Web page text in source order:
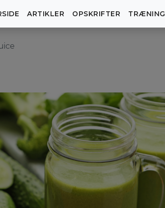
ARTIKLER OPSKRIFTER TRÆNING